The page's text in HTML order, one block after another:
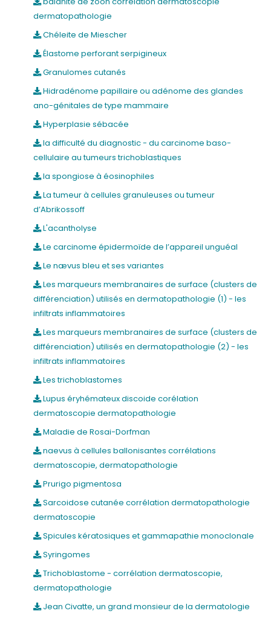
dermatopathologie
Chéleite de Miescher
Élastome perforant serpigineux
Granulomes cutanés
Hidradénome papillaire ou adénome des glandes
ano-génitales de type mammaire
Hyperplasie sébacée
la difficulté du diagnostic - du carcinome baso-
cellulaire au tumeurs trichoblastiques
la spongiose à éosinophiles
La tumeur à cellules granuleuses ou tumeur
d’Abrikossoff
L'acantholyse
Le carcinome épidermoïde de l’appareil unguéal
Le nævus bleu et ses variantes
Les marqueurs membranaires de surface (clusters de
différenciation) utilisés en dermatopathologie (1) - les
infiltrats inflammatoires
Les marqueurs membranaires de surface (clusters de
différenciation) utilisés en dermatopathologie (2) - les
infiltrats inflammatoires
Les trichoblastomes
Lupus éryhémateux discoide corélation
dermatoscopie dermatopathologie
Maladie de Rosai-Dorfman
naevus à cellules ballonisantes corrélations
dermatoscopie, dermatopathologie
Prurigo pigmentosa
Sarcoidose cutanée corrélation dermatopathologie
dermatoscopie
Spicules kératosiques et gammapathie monoclonale
Syringomes
Trichoblastome - corrélation dermatoscopie,
dermatopathologie
Jean Civatte, un grand monsieur de la dermatologie